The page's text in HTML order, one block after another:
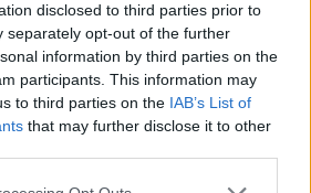
disclosed to third parties prior to
separately opt-out of the further
information by third parties on the
participants. This information may
to third parties on the IAB’s List of
that may further disclose it to other
app uses one or more Google
en la EuroLeague en el año
de completar un nuevo hito,
mejor reboteador en la
con 1,803 rebotes.